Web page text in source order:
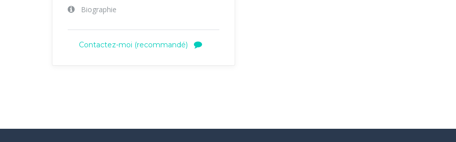
Biographie
Contactez-moi (recommandé)